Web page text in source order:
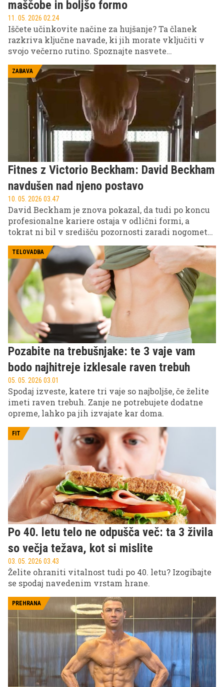
maščobe in boljšo formo
11. 05. 2026 02.24
Iščete učinkovite načine za hujšanje? Ta članek
razkriva ključne navade, ki jih morate vključiti v
svojo večerno rutino. Spoznajte nasvete
strokovnjakov, ki vam bodo pomagali doseči in
ohraniti idealno telesno težo. Pridobite najboljše
rezultate s pametnimi odločitvami.
ZABAVA
Fitnes z Victorio Beckham: David Beckham
navdušen nad njeno postavo
10. 05. 2026 03.47
David Beckham je znova pokazal, da tudi po koncu
profesionalne kariere ostaja v odlični formi, a
tokrat ni bil v središču pozornosti zaradi nogometa,
temveč zaradi zabavnega trenutka med domačo
vadbo z ženo Victorio Beckham.
TELOVADBA
Pozabite na trebušnjake: te 3 vaje vam
bodo najhitreje izklesale raven trebuh
05. 05. 2026 03.01
Spodaj izveste, katere tri vaje so najboljše, če želite
imeti raven trebuh. Zanje ne potrebujete dodatne
opreme, lahko pa jih izvajate kar doma.
FIT
Po 40. letu telo ne odpušča več: ta 3 živila
so večja težava, kot si mislite
03. 05. 2026 03.43
Želite ohraniti vitalnost tudi po 40. letu? Izogibajte
se spodaj navedenim vrstam hrane.
PREHRANA